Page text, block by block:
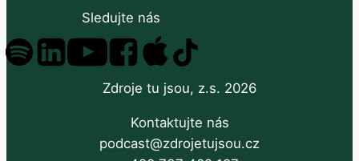
Sledujte nás
Zdroje tu jsou, z.s. 2026
Kontaktujte nás
podcast@zdrojetujsou.cz